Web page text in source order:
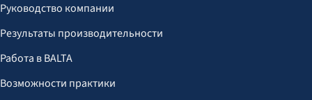
Руководство компании
Результаты производительности
Работа в BALTA
Возможности практики